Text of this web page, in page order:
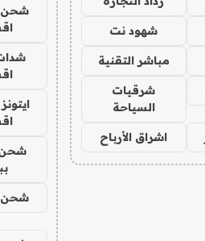
شهود نت
مباشر التقنية
شرقيات
السياحة
اشراق الأرباح
شحن
شحن